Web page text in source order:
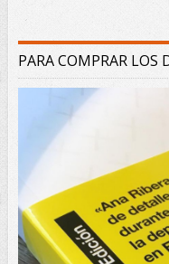
PARA COMPRAR LOS